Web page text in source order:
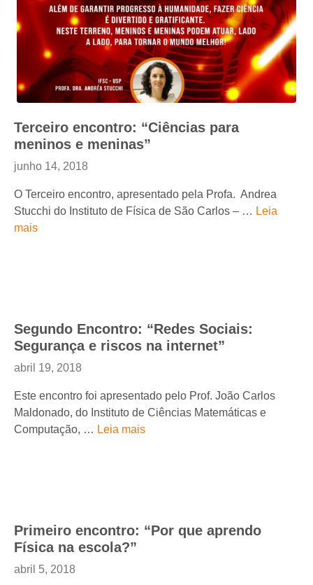
Terceiro encontro: “Ciências para
meninos e meninas”
junho 14, 2018
O Terceiro encontro, apresentado pela Profa. Andrea
Stucchi do Instituto de Física de São Carlos – … Leia
mais
Segundo Encontro: “Redes Sociais:
Segurança e riscos na internet”
abril 19, 2018
Este encontro foi apresentado pelo Prof. João Carlos
Maldonado, do Instituto de Ciências Matemáticas e
Computação, … Leia mais
Primeiro encontro: “Por que aprendo
Física na escola?”
abril 5, 2018